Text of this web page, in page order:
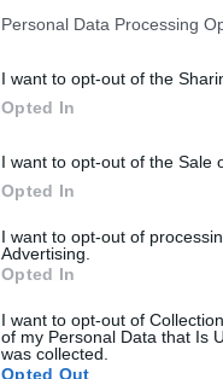
Personal Data Processing
I want to opt-out of the
Opted In
I want to opt-out of the Sale
Opted In
I want to opt-out of
Advertising.
Opted In
I want to opt-out of
of my Personal Data that Is
was collected.
Opted Out